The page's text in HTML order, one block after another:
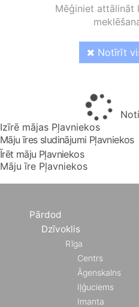
Mēģiniet attālināt
Notīrīt
Izīrē mājas Pļavniekos
Māju īres sludinājumi Pļavniekos
Īrēt māju Pļavniekos
Māju īre Pļavniekos
Pārdod
Dzīvoklis
Rīga
Centrs
Āgenskalns
Iļģuciems
Imanta